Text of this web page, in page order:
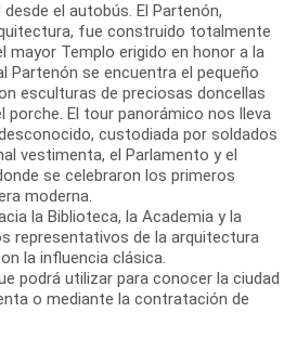
el autobús. El Partenón,
fue construido totalmente
mayor Templo erigido en honor a la
Partenón se encuentra el pequeño
esculturas de preciosas doncellas
El tour panorámico nos lleva
custodiada por soldados
vestimenta, el Parlamento y el
se celebraron los primeros
moderna.
la Biblioteca, la Academia y la
representativos de la arquitectura
la influencia clásica.
podrá utilizar para conocer la ciudad
o mediante la contratación de